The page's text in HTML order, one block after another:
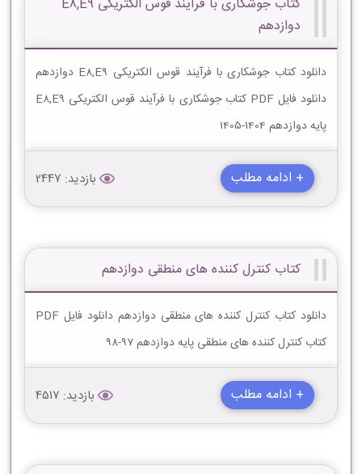
دوازدهم
دانلود کتاب جوشکاری با فرآیند قوس الکتریکی E8,E9 دوازدهم
دانلود فایل PDF کتاب جوشکاری با فرآیند قوس الکتریکی E8,E9
پایه دوازدهم 1404-1405
+ ادامه مطلب بازدید: 2447
کتاب کنترل کننده های منطقی دوازدهم
دانلود کتاب کنترل کننده های منطقی دوازدهم دانلود فایل PDF
کتاب کنترل کننده های منطقی پایه دوازدهم 97-98
+ ادامه مطلب بازدید: 4517